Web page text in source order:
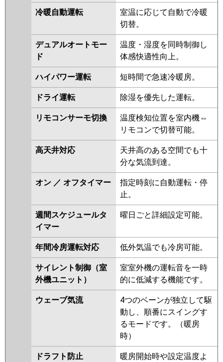
RCI-GP45RSH6
RCI-GP45RSH5
RCI-GP45RSH4 RCI-GP45RSH3
RCI-GP45RSH2
三菱重工 FDTV456H6S-airf FDTV456H6S
FDTV456H6S-rak FDTV456H6S-
osj
FDTV455HA5SA
FDTV455HA5SA-osj
FDTV455HA5SA-rak
FDTV455HA5SA-airf
FDTV455H5SA FDTV455H5SA-osj
FDTV455H5SA-rak
FDTV455H5SA-airf FDTV455H5S-
FDTV455H5S-rak
FDTV455H5S-airf FDTV455H5S-
airflex FDTV455H5S
FDTV455H5S-rakuri-na
パナソニック PA-P45U7HNBX PA-P45U7HNB
P45U7H PA-P45U6CB PA-
P45U6CNB PA-P45U6HB PA-
P45U6HNB PA-P45U6H PA-
P45U6HN
冷暖自動運転
室温に応じて自動で冷暖
切替。
デュアルオートモー
ド
温度・湿度を同時制御し
体感快適性向上。
ハイパワー運転 短時間で急速冷暖房。
ドライ運転 除湿を優先した運転。
リモコンサーモ切換
温度検知位置を室内機⇔
リモコンで切替可能。
高天井対応
天井高のある空間でも十
分な気流到達。
オン ／ オフタイマー
指定時刻に自動運転・停
止。
週間スケジュールタ
イマー
曜日ごと詳細設定可能。
年間冷房運転対応 低外気温でも冷房可能。
サイレント制御（室
外機ユニット）
室室外機の運転音を一時
的に低減する機能です。
ウェーブ気流
4つのベーンが独立して駆
動し、順番にスイングす
るモードです。（暖房
時）
ドラフト防止
暖房開始時や設定温度よ